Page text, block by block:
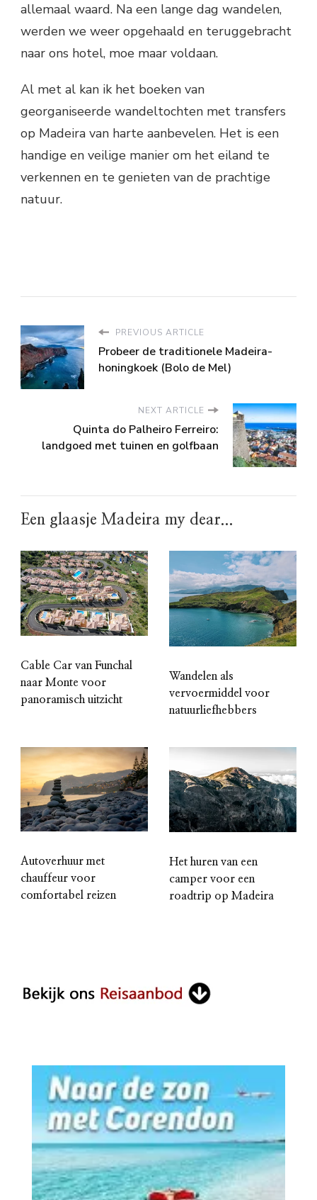
allemaal waard. Na een lange dag wandelen,
werden we weer opgehaald en teruggebracht
naar ons hotel, moe maar voldaan.
Al met al kan ik het boeken van
georganiseerde wandeltochten met transfers
op Madeira van harte aanbevelen. Het is een
handige en veilige manier om het eiland te
verkennen en te genieten van de prachtige
natuur.
PREVIOUS ARTICLE
Probeer de traditionele Madeira-
honingkoek (Bolo de Mel)
NEXT ARTICLE
Quinta do Palheiro Ferreiro:
landgoed met tuinen en golfbaan
Een glaasje Madeira my dear...
Cable Car van Funchal
naar Monte voor
panoramisch uitzicht
Wandelen als
vervoermiddel voor
natuurliefhebbers
Autoverhuur met
chauffeur voor
comfortabel reizen
Het huren van een
camper voor een
roadtrip op Madeira